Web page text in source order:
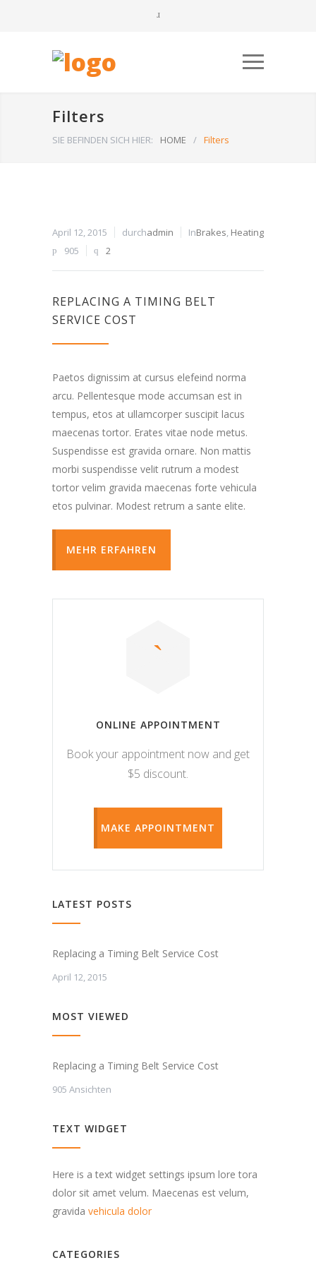
Filters
SIE BEFINDEN SICH HIER: HOME / Filters
April 12, 2015 durchadmin InBrakes, Heating
905
2
REPLACING A TIMING BELT
SERVICE COST
Paetos dignissim at cursus elefeind norma
arcu. Pellentesque mode accumsan est in
tempus, etos at ullamcorper suscipit lacus
maecenas tortor. Erates vitae node metus.
Suspendisse est gravida ornare. Non mattis
morbi suspendisse velit rutrum a modest
tortor velim gravida maecenas forte vehicula
etos pulvinar. Modest retrum a sante elite.
MEHR ERFAHREN
ONLINE APPOINTMENT
Book your appointment now and get
$5 discount.
MAKE APPOINTMENT
LATEST POSTS
Replacing a Timing Belt Service Cost
April 12, 2015
MOST VIEWED
Replacing a Timing Belt Service Cost
905 Ansichten
TEXT WIDGET
Here is a text widget settings ipsum lore tora
dolor sit amet velum. Maecenas est velum,
gravida vehicula dolor
CATEGORIES